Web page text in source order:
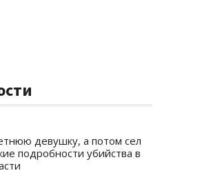
девушку, а потом сел
подробности убийства в